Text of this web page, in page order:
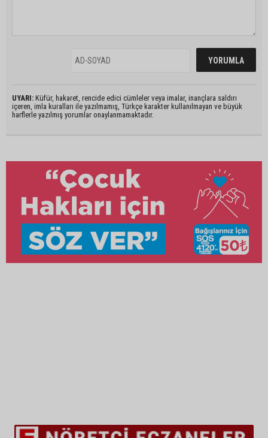
UYARI: Küfür, hakaret, rencide edici cümleler veya imalar, inançlara saldırı
içeren, imla kuralları ile yazılmamış, Türkçe karakter kullanılmayan ve büyük
harflerle yazılmış yorumlar onaylanmamaktadır.